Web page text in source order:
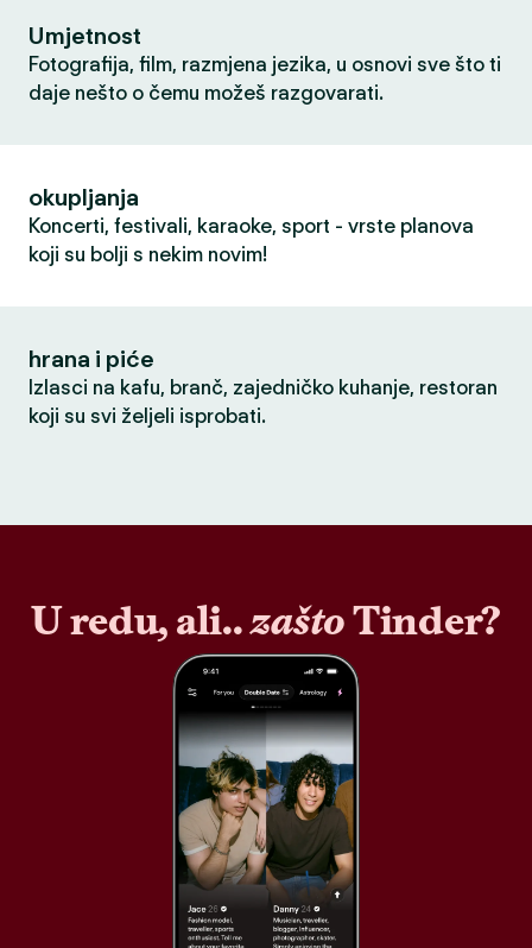
Umjetnost
Fotografija, film, razmjena jezika, u osnovi sve što ti
daje nešto o čemu možeš razgovarati.
okupljanja
Koncerti, festivali, karaoke, sport - vrste planova
koji su bolji s nekim novim!
hrana i piće
Izlasci na kafu, branč, zajedničko kuhanje, restoran
koji su svi željeli isprobati.
U redu, ali..zaštoTinder?